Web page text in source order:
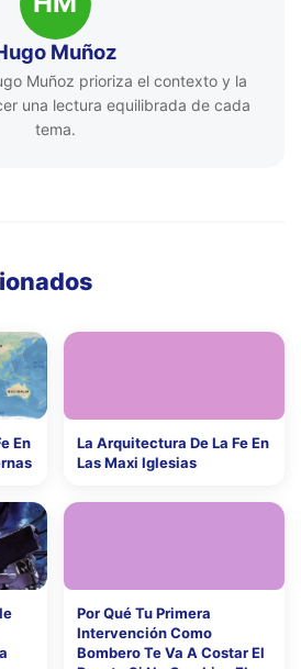
Muñoz
Muñoz prioriza el contexto y la
una lectura equilibrada de cada
tema.
En
La Arquitectura De La Fe En
Las Maxi Iglesias
Por Qué Tu Primera
Intervención Como
Bombero Te Va A Costar El